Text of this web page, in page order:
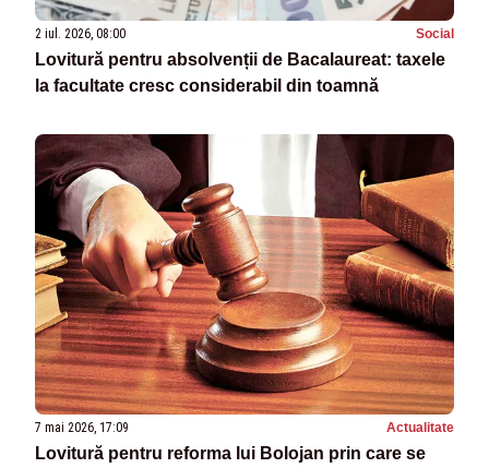
2 iul. 2026, 08:00 Social
Lovitură pentru absolvenții de Bacalaureat: taxele
la facultate cresc considerabil din toamnă
7 mai 2026, 17:09 Actualitate
Lovitură pentru reforma lui Bolojan prin care se